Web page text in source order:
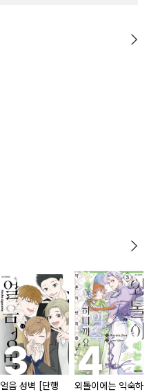
얼음 성벽 [단행
외톨이에는 익숙하